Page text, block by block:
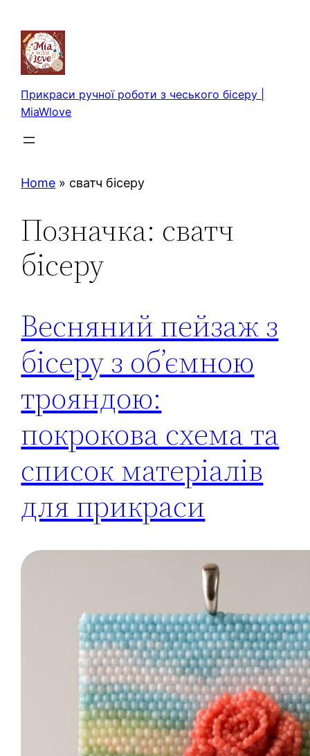
вмісту
Прикраси ручної роботи з чеського бісеру |
MiaWlove
Home » сватч бісеру
Позначка: сватч
бісеру
Весняний пейзаж з
бісеру з об’ємною
трояндою:
покрокова схема та
список матеріалів
для прикраси